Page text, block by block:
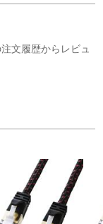
文履歴からレビュ